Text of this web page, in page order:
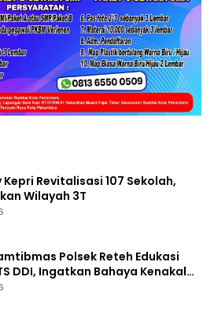
Kepri Revitalisasi 107 Sekolah,
Wilayah 3T
Polsek Reteh Edukasi
DDI, Ingatkan Bahaya Kenakalan